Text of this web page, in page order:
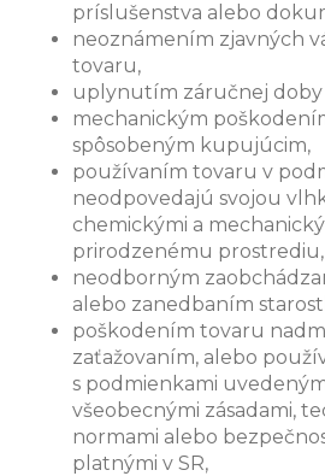
príslušenstva alebo
neoznámením zjavných
tovaru,
uplynutím záručnej
mechanickým
spôsobeným kupujúcim,
používaním tovaru v
neodpovedajú svojou
chemickými a
prirodzenému prostrediu,
neodborným
alebo zanedbaním
poškodením tovaru
zaťažovaním, alebo
s podmienkami
všeobecnými zásadami,
normami alebo
platnými v SR,